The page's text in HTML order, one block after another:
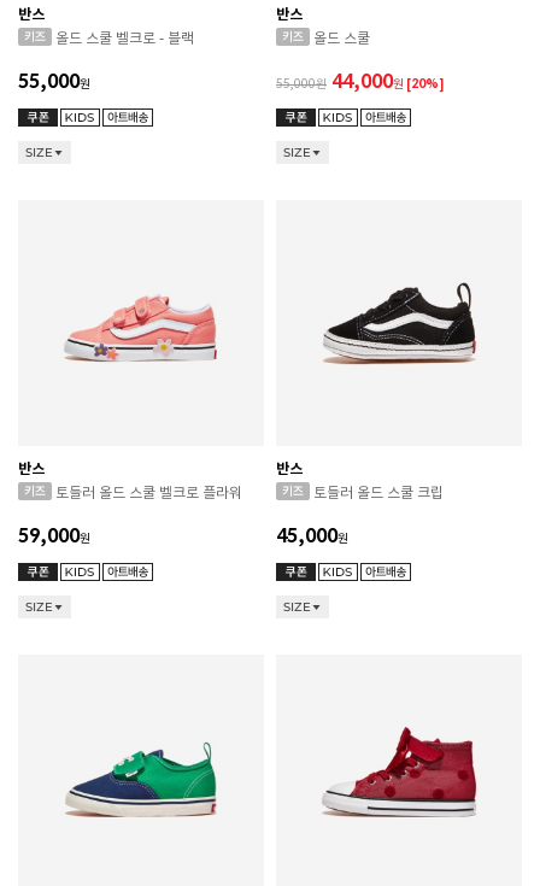
반스
올드 스쿨 벨크로 - 블랙
55,000원
SIZE
반스
올드 스쿨
55,000 44,000원 [20%]
SIZE
반스
토들러 올드 스쿨 벨크로 플라워
59,000원
SIZE
반스
토들러 올드 스쿨 크립
45,000원
SIZE